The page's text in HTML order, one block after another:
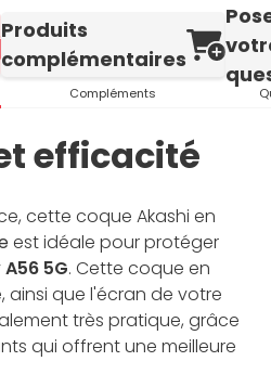
Produits
complémentaires
Compléments
efficacité
cette coque Akashi en
est idéale pour protéger
5G. Cette coque en
ainsi que l'écran de votre
très pratique, grâce
qui offrent une meilleure